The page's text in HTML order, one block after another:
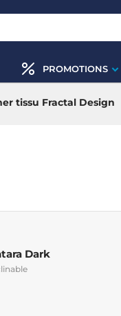
PROMOTIONS
tissu Fractal Design
Dark